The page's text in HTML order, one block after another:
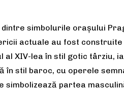
dintre simbolurile orașului
actuale au fost
al XIV-lea în stil gotic
în stil baroc, cu operele
simbolizează partea